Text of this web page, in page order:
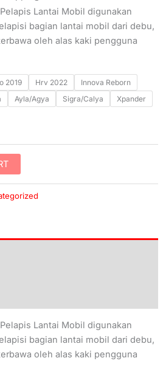
Lantai Mobil digunakan
bagian lantai mobil dari debu,
oleh alas kaki pengguna
2019 Hrv 2022
Innova Reborn
Ayla/Agya Sigra/Calya
Xpander
Lantai Mobil digunakan
bagian lantai mobil dari debu,
oleh alas kaki pengguna